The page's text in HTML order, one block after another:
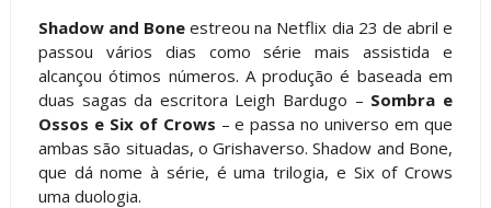
Shadow and Bone estreou na Netflix dia 23 de abril e
passou vários dias como série mais assistida e
alcançou ótimos números. A produção é baseada em
duas sagas da escritora Leigh Bardugo – Sombra e
Ossos e Six of Crows – e passa no universo em que
ambas são situadas, o Grishaverso. Shadow and Bone,
que dá nome à série, é uma trilogia, e Six of Crows
uma duologia.